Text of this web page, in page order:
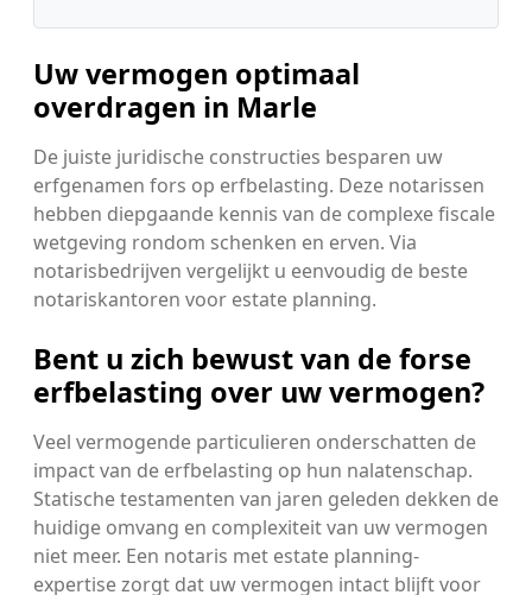
Uw vermogen optimaal
overdragen in Marle
De juiste juridische constructies besparen uw
erfgenamen fors op erfbelasting. Deze notarissen
hebben diepgaande kennis van de complexe fiscale
wetgeving rondom schenken en erven. Via
notarisbedrijven vergelijkt u eenvoudig de beste
notariskantoren voor estate planning.
Bent u zich bewust van de forse
erfbelasting over uw vermogen?
Veel vermogende particulieren onderschatten de
impact van de erfbelasting op hun nalatenschap.
Statische testamenten van jaren geleden dekken de
huidige omvang en complexiteit van uw vermogen
niet meer. Een notaris met estate planning-
expertise zorgt dat uw vermogen intact blijft voor